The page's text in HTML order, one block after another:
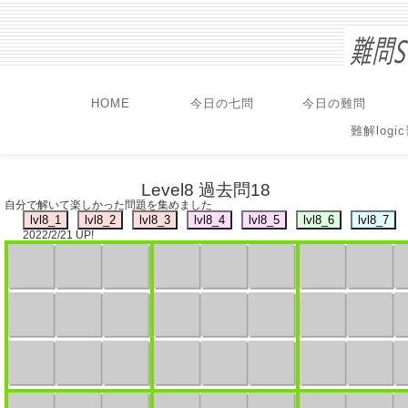
HOME 今日の七問
今日の難問
難解logic
Level8 過去問18
自分で解いて楽しかった問題を集めました
2022/2/21 UP!